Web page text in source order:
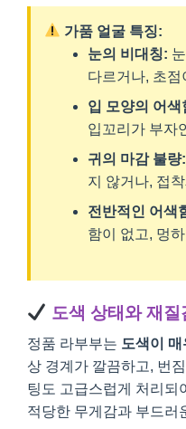
가품 얼굴 특징:
눈의 비대칭:
다르거나, 초점
입 모양의 어색
입꼬리가 부자
귀의 마감 불량:
지 않거나, 접
전반적인 어색
함이 없고, 멍
도색 상태와 재질
정품 라부부는 도색이
상 경계가 깔끔하고, 번
팅도 고급스럽게 처리되
적당한 무게감과 부드러